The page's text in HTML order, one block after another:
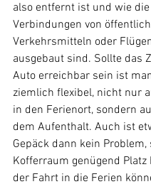
also entfernt ist und wie die
Verbindungen von
Verkehrsmitteln oder
ausgebaut sind. Sollte das
Auto erreichbar sein ist
ziemlich flexibel, nicht nur
in den Ferienort, sondern
dem Aufenthalt. Auch ist
Gepäck dann kein Problem,
Kofferraum genügend Platz
der Fahrt in die Ferien